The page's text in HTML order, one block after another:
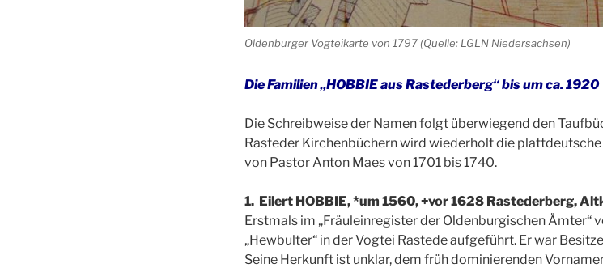
Oldenburger Vogteikarte von 1797 (Quelle: LGLN Niedersachsen)
Die Familien „HOBBIE aus Rastederberg“ bis um ca. 1920
Die Schreibweise der Namen folgt überwiegend den
Rasteder Kirchenbüchern wird wiederholt die plattdeutsche
von Pastor Anton Maes von 1701 bis 1740.
1. Eilert HOBBIE, *um 1560, +vor 1628 Rastederberg,
Erstmals im „Fräuleinregister der Oldenburgischen Ämter“
„Hewbulter“ in der Vogtei Rastede aufgeführt. Er war
Seine Herkunft ist unklar, dem früh dominierenden